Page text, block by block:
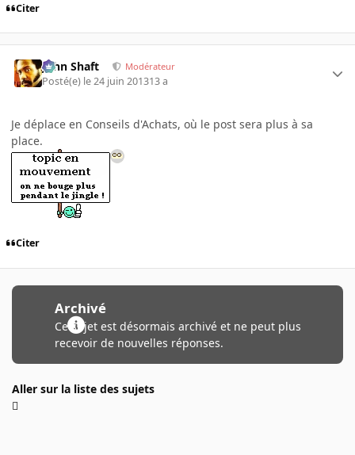
Citer
John Shaft Modérateur
Posté(e) le 24 juin 201313 a
Je déplace en Conseils d'Achats, où le post sera plus à sa
place.
Citer
Archivé
Ce sujet est désormais archivé et ne peut plus
recevoir de nouvelles réponses.
Aller sur la liste des sujets